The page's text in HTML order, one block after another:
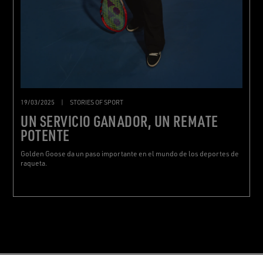
19/03/2025 STORIES OF SPORT
UN SERVICIO GANADOR, UN REMATE
POTENTE
Golden Goose da un paso importante en el mundo de los deportes de
raqueta.